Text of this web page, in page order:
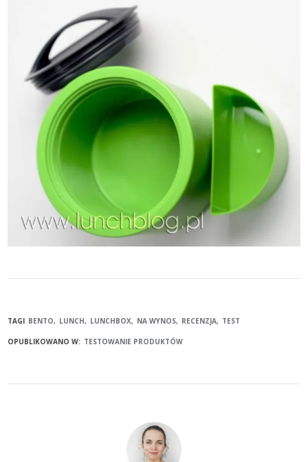
TAGI BENTO LUNCH LUNCHBOX NA WYNOS RECENZJA TEST
OPUBLIKOWANO W: TESTOWANIE PRODUKTÓW